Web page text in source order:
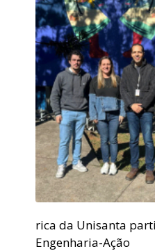
rica da Unisanta
Engenharia-Ação